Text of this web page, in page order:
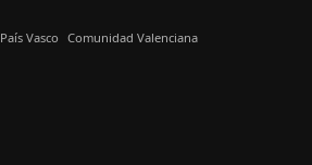
País Vasco Comunidad Valenciana